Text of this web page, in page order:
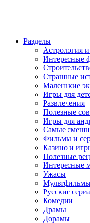
Разделы
Астрология
Интересные
Страшные
Маленькие
Игры для
Развлечения
Полезные
Игры для
Самые
Фильмы и
Казино и
Полезные
Интересные
Ужасы
Мультфильмы
Русские
Комедии
Драмы
Дорамы